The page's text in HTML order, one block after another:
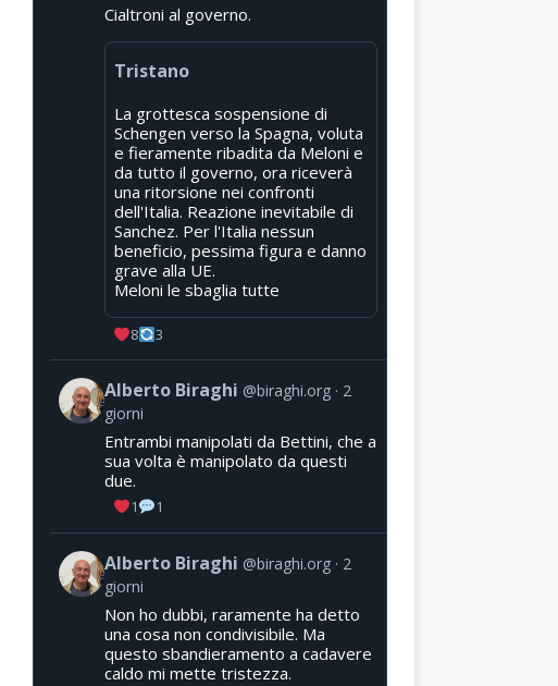
Cialtroni al governo.
Tristano
La grottesca sospensione di
Schengen verso la Spagna, voluta
e fieramente ribadita da Meloni e
da tutto il governo, ora riceverà
una ritorsione nei confronti
dell'Italia. Reazione inevitabile di
Sanchez. Per l'Italia nessun
beneficio, pessima figura e danno
grave alla UE.
Meloni le sbaglia tutte
8 3
Alberto Biraghi @biraghi.org
2
giorni
Entrambi manipolati da Bettini, che a
sua volta è manipolato da questi
due.
1 1
Alberto Biraghi @biraghi.org
2
giorni
Non ho dubbi, raramente ha detto
una cosa non condivisibile. Ma
questo sbandieramento a cadavere
caldo mi mette tristezza.